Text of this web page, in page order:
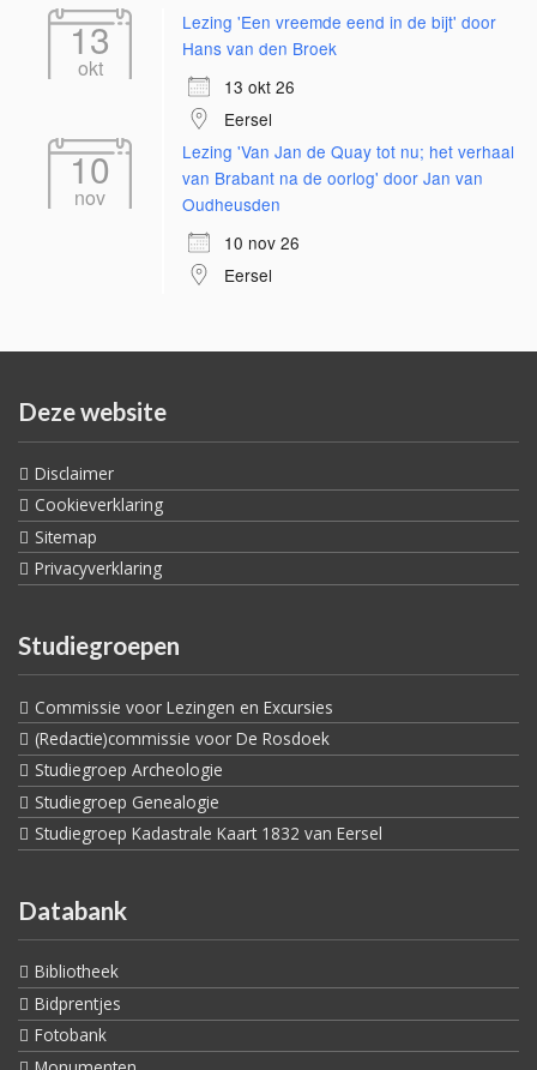
13
okt
Lezing 'Een vreemde eend in de bijt' door
Hans van den Broek
13 okt 26
Eersel
10
nov
Lezing 'Van Jan de Quay tot nu; het verhaal
van Brabant na de oorlog' door Jan van
Oudheusden
10 nov 26
Eersel
Deze website
Disclaimer
Cookieverklaring
Sitemap
Privacyverklaring
Studiegroepen
Commissie voor Lezingen en Excursies
(Redactie)commissie voor De Rosdoek
Studiegroep Archeologie
Studiegroep Genealogie
Studiegroep Kadastrale Kaart 1832 van Eersel
Databank
Bibliotheek
Bidprentjes
Fotobank